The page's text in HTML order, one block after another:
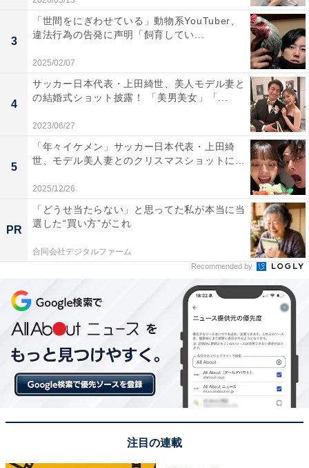
3
「世間をにぎわせている」動物系YouTuber、
違法行為の告発に声明「飼育してい...
2025/02/07
4
サッカー日本代表・上田綺世、美人モデル妻と
の結婚式ショット披露！ 「美男美女」「...
2023/06/27
5
「年々イケメン」サッカー日本代表・上田綺
世、モデル美人妻とのクリスマスショットに...
2025/12/26
PR
「どうせ当たらない」と思ってた私が本当に当
選した“買い方”がこれ
合同会社デジタルファーム
Recommended by
注目の連載